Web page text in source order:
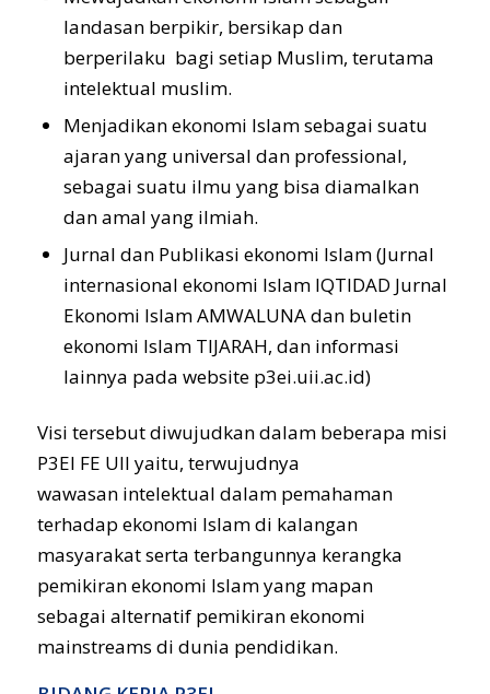
landasan berpikir, bersikap dan
berperilaku bagi setiap Muslim, terutama
intelektual muslim.
Menjadikan ekonomi Islam sebagai suatu
ajaran yang universal dan professional,
sebagai suatu ilmu yang bisa diamalkan
dan amal yang ilmiah.
Jurnal dan Publikasi ekonomi Islam (Jurnal
internasional ekonomi Islam IQTIDAD Jurnal
Ekonomi Islam AMWALUNA dan buletin
ekonomi Islam TIJARAH, dan informasi
lainnya pada website p3ei.uii.ac.id)
Visi tersebut diwujudkan dalam beberapa misi
P3EI FE UII yaitu, terwujudnya
wawasan intelektual dalam pemahaman
terhadap ekonomi Islam di kalangan
masyarakat serta terbangunnya kerangka
pemikiran ekonomi Islam yang mapan
sebagai alternatif pemikiran ekonomi
mainstreams di dunia pendidikan.